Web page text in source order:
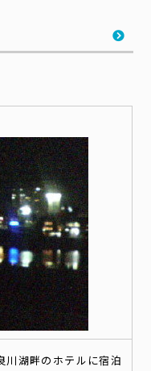
川湖畔のホテルに宿泊